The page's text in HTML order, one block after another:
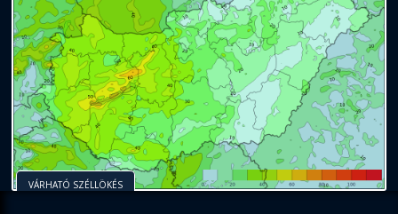
VÁRHATÓ SZÉLLÖKÉS